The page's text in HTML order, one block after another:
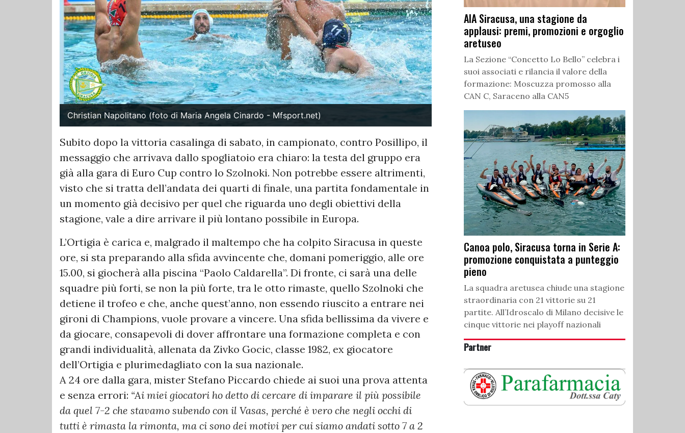
Christian Napolitano (foto di Maria Angela Cinardo - Mfsport.net)
Subito dopo la vittoria casalinga di sabato, in campionato, contro Posillipo, il
messaggio che arrivava dallo spogliatoio era chiaro: la testa del gruppo era
già alla gara di Euro Cup contro lo Szolnoki. Non potrebbe essere altrimenti,
visto che si tratta dell’andata dei quarti di finale, una partita fondamentale in
un momento già decisivo per quel che riguarda uno degli obiettivi della
stagione, vale a dire arrivare il più lontano possibile in Europa.
L’Ortigia è carica e, malgrado il maltempo che ha colpito Siracusa in queste
ore, si sta preparando alla sfida avvincente che, domani pomeriggio, alle ore
15.00, si giocherà alla piscina “Paolo Caldarella”. Di fronte, ci sarà una delle
squadre più forti, se non la più forte, tra le otto rimaste, quello Szolnoki che
detiene il trofeo e che, anche quest’anno, non essendo riuscito a entrare nei
gironi di Champions, vuole provare a vincere. Una sfida bellissima da vivere e
da giocare, consapevoli di dover affrontare una formazione completa e con
grandi individualità, allenata da Zivko Gocic, classe 1982, ex giocatore
dell’Ortigia e plurimedagliato con la sua nazionale.
A 24 ore dalla gara, mister Stefano Piccardo chiede ai suoi una prova attenta
e senza errori: “Ai miei giocatori ho detto di cercare di imparare il più possibile
da quel 7-2 che stavamo subendo con il Vasas, perché è vero che negli occhi di
tutti è rimasta la rimonta, ma ci sono dei motivi per cui siamo andati sotto 7 a 2
AIA Siracusa, una stagione da
applausi: premi, promozioni e orgoglio
aretuseo
La Sezione “Concetto Lo Bello” celebra i
suoi associati e rilancia il valore della
formazione: Moscuzza promosso alla
CAN C, Saraceno alla CAN5
Canoa polo, Siracusa torna in Serie A:
promozione conquistata a punteggio
pieno
La squadra aretusea chiude una stagione
straordinaria con 21 vittorie su 21
partite. All’Idroscalo di Milano decisive le
cinque vittorie nei playoff nazionali
Partner